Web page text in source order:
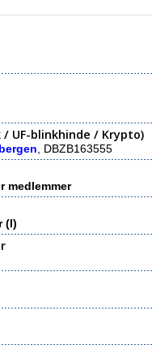
UF-blinkhinde / Krypto)
, DBZB163555
medlemmer
(I)